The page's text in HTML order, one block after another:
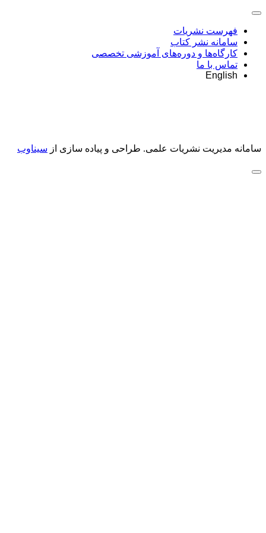
فهرست نشریات
سامانه نشر کتاب
کارگاه‌ها و دوره‌های آموزشی تخصصی
تماس با ما
English
سامانه مدیریت نشریات علمی. طراحی و پیاده سازی از سیناوب